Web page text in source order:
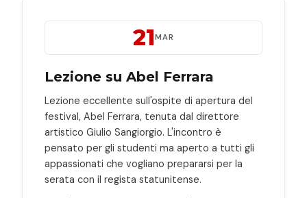
21MAR
Lezione su Abel Ferrara
Lezione eccellente sull'ospite di apertura del
festival, Abel Ferrara, tenuta dal direttore
artistico Giulio Sangiorgio. L'incontro è
pensato per gli studenti ma aperto a tutti gli
appassionati che vogliano prepararsi per la
serata con il regista statunitense.